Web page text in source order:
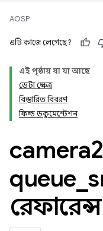
AOSP
এটি কাজে লেগেছে?
এই পৃষ্ঠায় যা যা আছে
ডেটা ক্ষেত্র
বিস্তারিত বিবরণ
ফিল্ড ডকুমেন্টেশন
camera2
queue
রেফারেন্স